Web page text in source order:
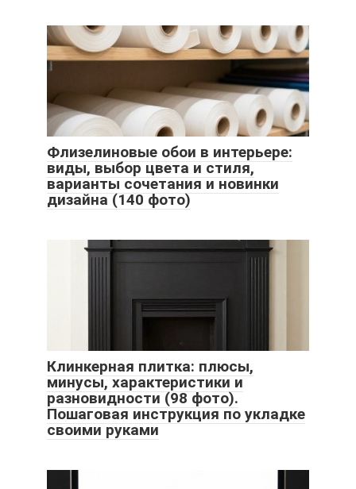
Флизелиновые обои в интерьере:
виды, выбор цвета и стиля,
варианты сочетания и новинки
дизайна (140 фото)
Клинкерная плитка: плюсы,
минусы, характеристики и
разновидности (98 фото).
Пошаговая инструкция по укладке
своими руками